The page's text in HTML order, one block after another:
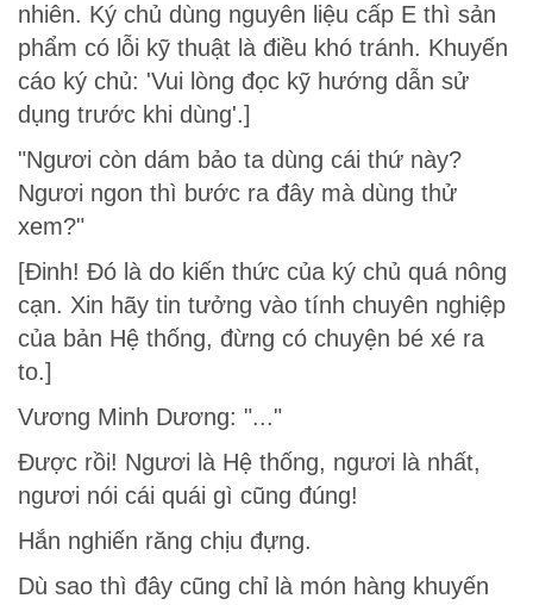
nhiên. Ký chủ dùng nguyên liệu cấp E thì sản
phẩm có lỗi kỹ thuật là điều khó tránh. Khuyến
cáo ký chủ: 'Vui lòng đọc kỹ hướng dẫn sử
dụng trước khi dùng'.]
"Ngươi còn dám bảo ta dùng cái thứ này?
Ngươi ngon thì bước ra đây mà dùng thử
xem?"
[Đinh! Đó là do kiến thức của ký chủ quá nông
cạn. Xin hãy tin tưởng vào tính chuyên nghiệp
của bản Hệ thống, đừng có chuyện bé xé ra
to.]
Vương Minh Dương: "..."
Được rồi! Ngươi là Hệ thống, ngươi là nhất,
ngươi nói cái quái gì cũng đúng!
Hắn nghiến răng chịu đựng.
Dù sao thì đây cũng chỉ là món hàng khuyến